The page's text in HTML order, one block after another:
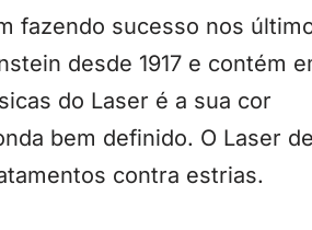
fazendo sucesso nos
desde 1917 e contém
do Laser é a sua cor
bem definido. O Laser
contra estrias.